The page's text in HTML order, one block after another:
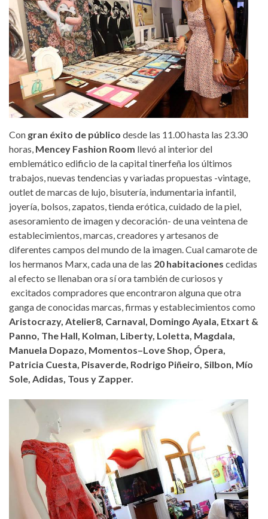
Con gran éxito de público desde las 11.00 hasta las 23.30
horas, Mencey Fashion Room llevó al interior del
emblemático edificio de la capital tinerfeña los últimos
trabajos, nuevas tendencias y variadas propuestas -vintage,
outlet de marcas de lujo, bisutería, indumentaria infantil,
joyería, bolsos, zapatos, tienda erótica, cuidado de la piel,
asesoramiento de imagen y decoración- de una veintena de
establecimientos, marcas, creadores y artesanos de
diferentes campos del mundo de la imagen. Cual camarote de
los hermanos Marx, cada una de las 20 habitaciones cedidas
al efecto se llenaban ora sí ora también de curiosos y
excitados compradores que encontraron alguna que otra
ganga de conocidas marcas, firmas y establecimientos como
Aristocrazy, Atelier8, Carnaval, Domingo Ayala, Etxart &
Panno, The Hall, Kolman, Liberty, Loletta, Magdala,
Manuela Dopazo, Momentos–Love Shop, Ópera,
Patricia Cuesta, Pisaverde, Rodrigo Piñeiro, Silbon, Mío
Sole, Adidas, Tous y Zapper.